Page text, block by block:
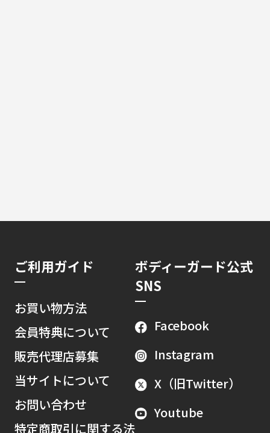
ご利用ガイド
お買い物方法
会員特典について
販売代理店募集
当サイトについて
お問い合わせ
特定商取引に関する法
ボディーガード公式
SNS
Facebook
Instagram
X（旧Twitter）
Youtube